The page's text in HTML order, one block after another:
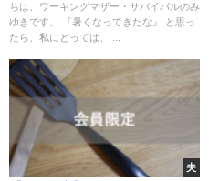
ちは、ワーキングマザー・サバイバルのみ
ゆきです。 『暑くなってきたな』 と思っ
たら、私にとっては、 ...
夫